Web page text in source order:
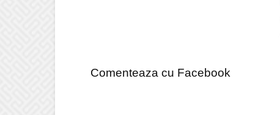
Comenteaza cu Facebook